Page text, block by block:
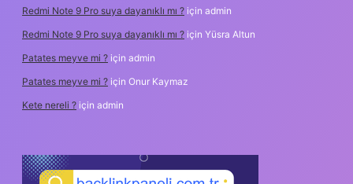
Redmi Note 9 Pro suya dayanıklı mı ? için admin
Redmi Note 9 Pro suya dayanıklı mı ? için Yüsra Altun
Patates meyve mi ? için admin
Patates meyve mi ? için Onur Kaymaz
Kete nereli ? için admin